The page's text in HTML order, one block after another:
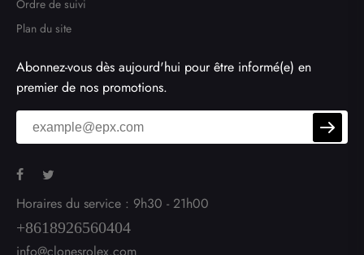
Ordre de suivi
Plan du site
Abonnez-vous dès aujourd'hui pour être informé(e) en
premier de nos promotions.
Horaires du service : 9h30 - 21h00
+8618926560404